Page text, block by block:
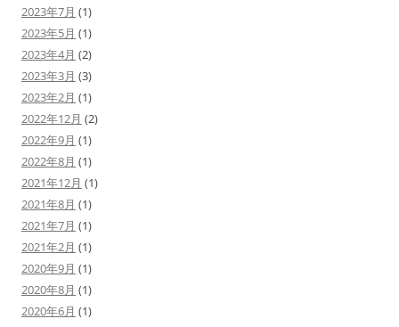
2023年7月 (1)
2023年5月 (1)
2023年4月 (2)
2023年3月 (3)
2023年2月 (1)
2022年12月 (2)
2022年9月 (1)
2022年8月 (1)
2021年12月 (1)
2021年8月 (1)
2021年7月 (1)
2021年2月 (1)
2020年9月 (1)
2020年8月 (1)
2020年6月 (1)